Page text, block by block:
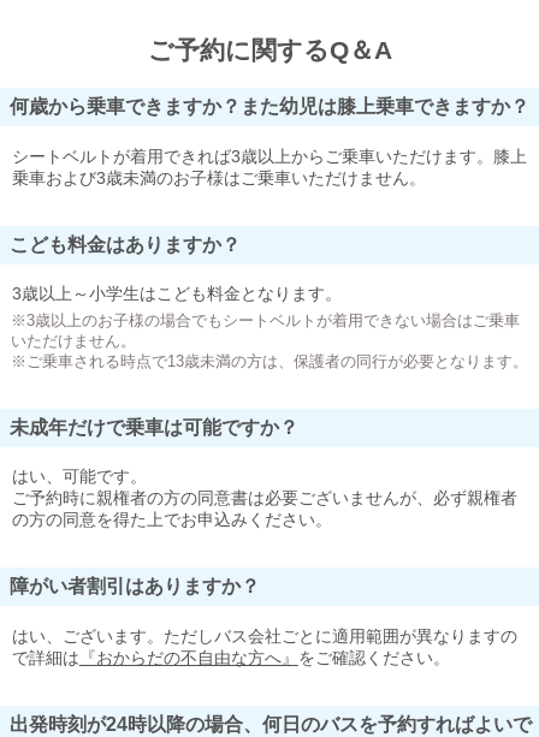
ご予約に関するQ＆A
何歳から乗車できますか？また幼児は膝上乗車できますか？
シートベルトが着用できれば3歳以上からご乗車いただけます。膝上
乗車および3歳未満のお子様はご乗車いただけません。
こども料金はありますか？
3歳以上～小学生はこども料金となります。
※3歳以上のお子様の場合でもシートベルトが着用できない場合はご乗車
いただけません。
※ご乗車される時点で13歳未満の方は、保護者の同行が必要となります。
未成年だけで乗車は可能ですか？
はい、可能です。
ご予約時に親権者の方の同意書は必要ございませんが、必ず親権者
の方の同意を得た上でお申込みください。
障がい者割引はありますか？
はい、ございます。ただしバス会社ごとに適用範囲が異なりますの
で詳細は 『おからだの不自由な方へ』 をご確認ください。
出発時刻が24時以降の場合、何日のバスを予約すればよいで